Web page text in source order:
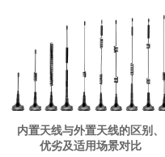
内置天线与外置天线的区别、
优劣及适用场景对比